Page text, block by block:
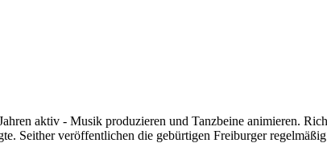
aktiv - Musik produzieren und Tanzbeine animieren.
Seither veröffentlichen die gebürtigen Freiburger